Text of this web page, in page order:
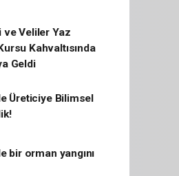
ve Veliler Yaz
Kahvaltısında
Geldi
Üreticiye Bilimsel
bir orman yangını